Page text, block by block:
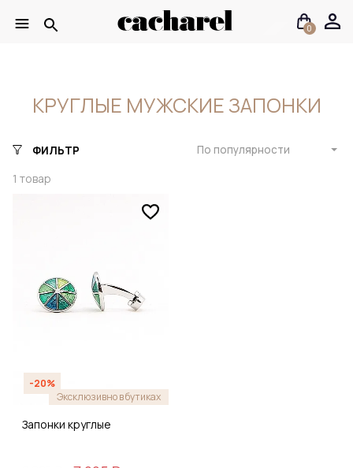
0
КРУГЛЫЕ МУЖСКИЕ ЗАПОНКИ
ФИЛЬТР
1 товар
По популярности
-20%
Эксклюзивно в бутиках
Запонки круглые